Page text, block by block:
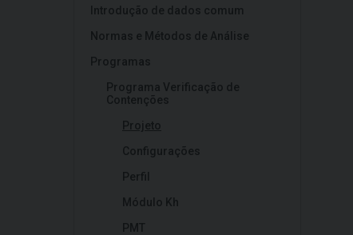
Introdução de dados comum
Normas e Métodos de Análise
Programas
Programa Verificação de
Contenções
Projeto
Configurações
Perfil
Módulo Kh
PMT